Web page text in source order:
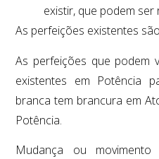
existir, que podem
As perfeições existentes
As perfeições que podem
existentes em Potência
branca tem brancura em
Potência.
Mudança ou